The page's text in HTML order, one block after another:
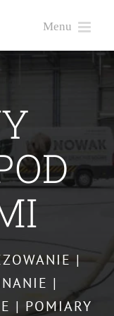
|
|
| POMIARY